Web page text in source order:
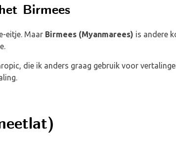
Birmees
eitje. Maar Birmees (Myanmarees) is andere
die ik anders graag gebruik voor